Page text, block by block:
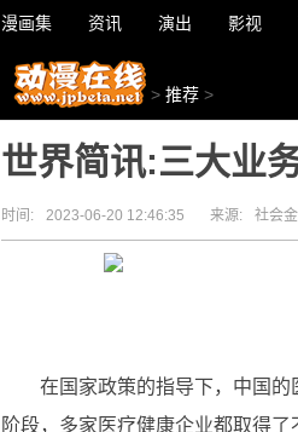
漫画集 资讯 演出 影视
> 推荐 >
世界简讯:三大业
时间: 2023-06-20 12:46:35 来源: 社会
在国家政策的指导下，中国
阶段，多家医疗健康企业都取得